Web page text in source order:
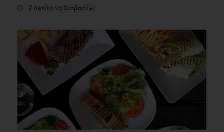
2 λεπτά να διαβαστεί